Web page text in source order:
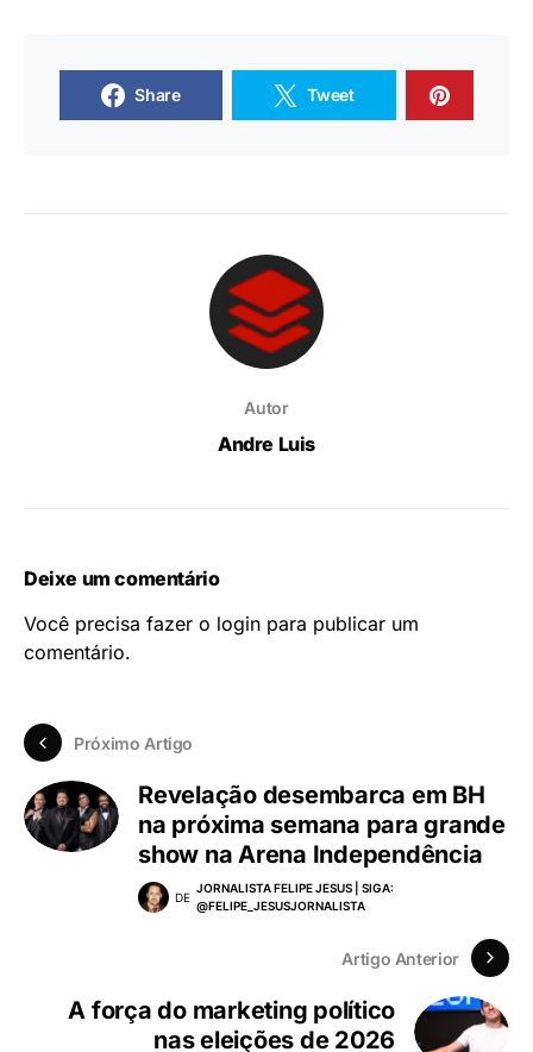
Share Tweet
Autor
Andre Luis
Deixe um comentário
Você precisa fazer o login para publicar um
comentário.
Próximo Artigo
Revelação desembarca em BH
na próxima semana para grande
show na Arena Independência
DE
JORNALISTA FELIPE JESUS | SIGA:
@FELIPE_JESUSJORNALISTA
Artigo Anterior
A força do marketing político
nas eleições de 2026